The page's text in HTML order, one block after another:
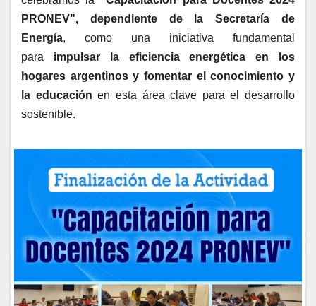
PRONEV”, dependiente de la Secretaría de
Energía, como una iniciativa fundamental
para impulsar la eficiencia energética en los
hogares argentinos y fomentar el conocimiento y
la educación en esta área clave para el desarrollo
sostenible.